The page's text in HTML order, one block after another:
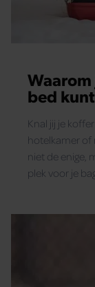
bed
Knal jij je
hotelkamer of
niet de enige,
plek voor je